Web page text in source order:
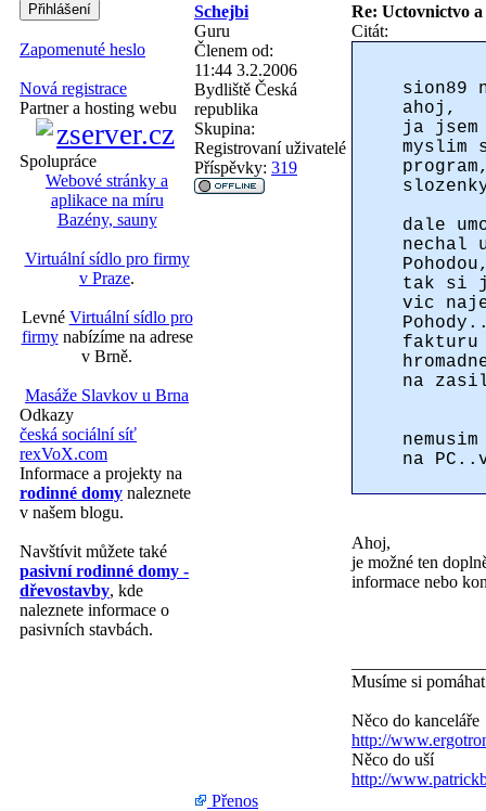
Zapomenuté heslo
Nová registrace
Partner a hosting webu
Spolupráce
Webové stránky a
aplikace na míru
Bazény, sauny
Virtuální sídlo pro firmy
v Praze.
Levné Virtuální sídlo pro
firmynabízíme na adrese
v Brně.
Masáže Slavkov u Brna
Odkazy
česká sociální síť
rexVoX.com
Informace a projekty na
rodinné domy naleznete
v našem blogu.
Navštívit můžete také
pasivní rodinné domy -
dřevostavby, kde
naleznete informace o
pasivních stavbách.
Schejbi
Re: Uctovnictvo
Guru
Členem od:
11:44 3.2.2006
Bydliště Česká
republika
Skupina:
Registrovaní uživatelé
Příspěvky: 319
Citát:
sion89
ahoj,
ja jsem
dale
nechal
tak si
vic
fakturu
na
na
Ahoj,
je možné ten
informace nebo
Musíme si
Něco do kanceláře
http://
Něco do uší
http://
Přenos